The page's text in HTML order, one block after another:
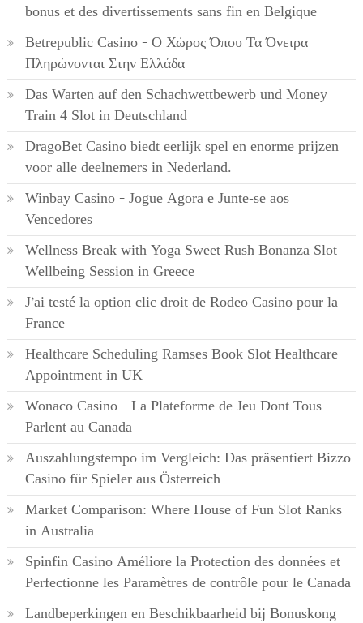
bonus et des divertissements sans fin en Belgique
Betrepublic Casino – Ο Χώρος Όπου Τα Όνειρα
Πληρώνονται Στην Ελλάδα
Das Warten auf den Schachwettbewerb und Money
Train 4 Slot in Deutschland
DragoBet Casino biedt eerlijk spel en enorme prijzen
voor alle deelnemers in Nederland.
Winbay Casino – Jogue Agora e Junte-se aos
Vencedores
Wellness Break with Yoga Sweet Rush Bonanza Slot
Wellbeing Session in Greece
J’ai testé la option clic droit de Rodeo Casino pour la
France
Healthcare Scheduling Ramses Book Slot Healthcare
Appointment in UK
Wonaco Casino – La Plateforme de Jeu Dont Tous
Parlent au Canada
Auszahlungstempo im Vergleich: Das präsentiert Bizzo
Casino für Spieler aus Österreich
Market Comparison: Where House of Fun Slot Ranks
in Australia
Spinfin Casino Améliore la Protection des données et
Perfectionne les Paramètres de contrôle pour le Canada
Landbeperkingen en Beschikbaarheid bij Bonuskong